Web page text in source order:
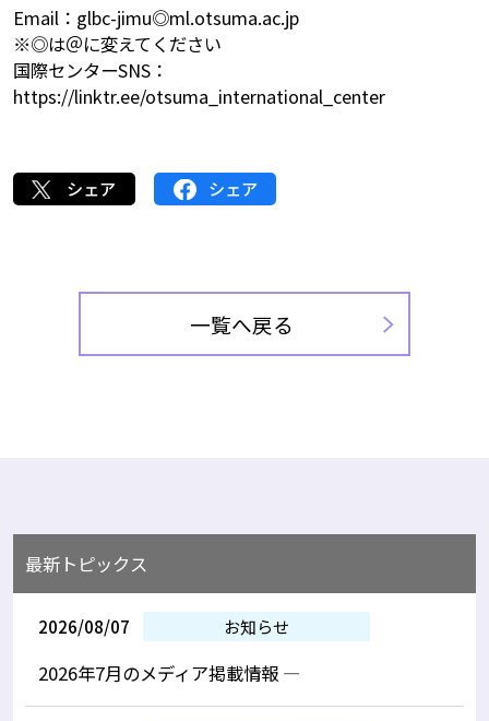
Email：glbc-jimu◎ml.otsuma.ac.jp
※◎は＠に変えてください
国際センターSNS：
https://linktr.ee/otsuma_international_center
シェア シェア
一覧へ戻る
最新トピックス
2026/08/07 お知らせ
2026年7月のメディア掲載情報 —